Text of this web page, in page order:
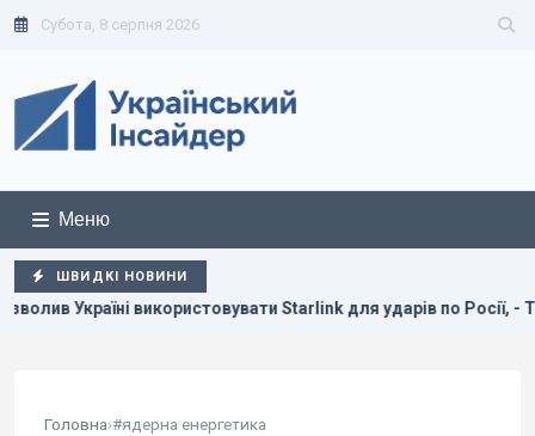
Субота, 8 серпня 2026
Меню
ШВИДКІ НОВИНИ
використовувати Starlink для ударів по Росії, - The Atlantic
Головна›#ядерна енергетика